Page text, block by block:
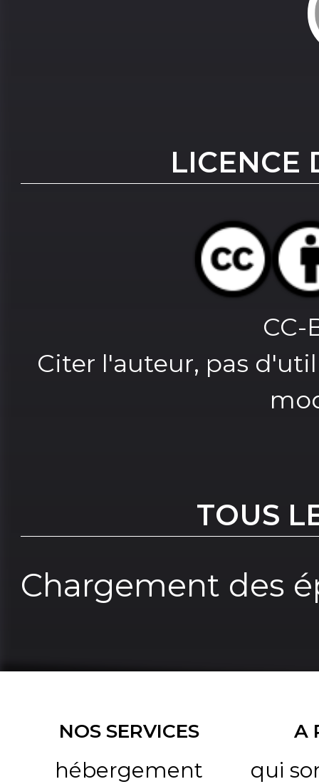
LICENCE
CC-
Citer l'auteur, pas
TOUS
Chargement des
NOS SERVICES
hébergement
A
qui